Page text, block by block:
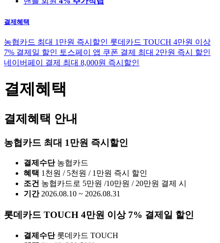
밴플 회원4% 추가적립
결제혜택
농협카드 최대 1만원 즉시할인 롯데카드 TOUCH 4만원 이상
7% 결제일 할인 토스페이 앱 쿠폰 결제 최대 2만원 즉시 할인
네이버페이 결제 최대 8,000원 즉시할인
결제혜택
결제혜택 안내
농협카드 최대 1만원 즉시할인
결제수단 농협카드
혜택 1천원 / 5천원 / 1만원 즉시 할인
조건 농협카드로 5만원 /10만원 / 20만원 결제 시
기간 2026.08.10 ~ 2026.08.31
롯데카드 TOUCH 4만원 이상 7% 결제일 할인
결제수단 롯데카드 TOUCH